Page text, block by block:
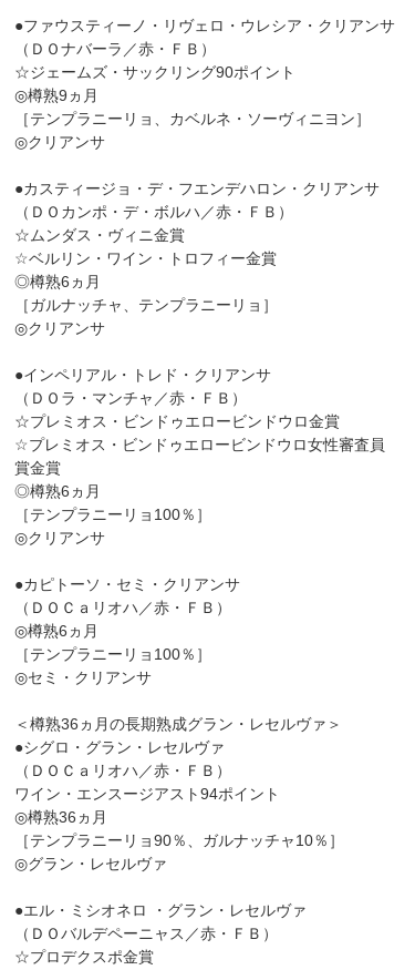
●ファウスティーノ・リヴェロ・ウレシア・クリアンサ
（ＤＯナバーラ／赤・ＦＢ）
☆ジェームズ・サックリング90ポイント
◎樽熟9ヵ月
［テンプラニーリョ、カベルネ・ソーヴィニヨン］
◎クリアンサ
●カスティージョ・デ・フエンデハロン・クリアンサ
（ＤＯカンポ・デ・ボルハ／赤・ＦＢ）
☆ムンダス・ヴィニ金賞
☆ベルリン・ワイン・トロフィー金賞
◎樽熟6ヵ月
［ガルナッチャ、テンプラニーリョ］
◎クリアンサ
●インペリアル・トレド・クリアンサ
（ＤＯラ・マンチャ／赤・ＦＢ）
☆プレミオス・ビンドゥエロービンドウロ金賞
☆プレミオス・ビンドゥエロービンドウロ女性審査員
賞金賞
◎樽熟6ヵ月
［テンプラニーリョ100％］
◎クリアンサ
●カピトーソ・セミ・クリアンサ
（ＤＯＣａリオハ／赤・ＦＢ）
◎樽熟6ヵ月
［テンプラニーリョ100％］
◎セミ・クリアンサ
＜樽熟36ヵ月の長期熟成グラン・レセルヴァ＞
●シグロ・グラン・レセルヴァ
（ＤＯＣａリオハ／赤・ＦＢ）
ワイン・エンスージアスト94ポイント
◎樽熟36ヵ月
［テンプラニーリョ90％、ガルナッチャ10％］
◎グラン・レセルヴァ
●エル・ミシオネロ ・グラン・レセルヴァ
（ＤＯバルデペーニャス／赤・ＦＢ）
☆プロデクスポ金賞